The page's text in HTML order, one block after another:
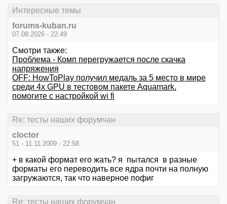
Интересные темы
forums-kuban.ru
07.08.2026 - 22:49
Смотри также:
Проблема - Комп перегружается после скачка
напряжения
OFF: HowToPlay получил медаль за 5 место в мире
среди 4х GPU в тестовом пакете Aquamark.
помогите с настройкой wi fi
Re: тесты наших форумчан
cloctor
51 - 11.11.2009 - 22:58
+ в какой формат его жать? я пытался в разные
форматы его переводить все ядра почти на полную
загружаются, так что наверное пофиг
Re: тесты наших форумчан